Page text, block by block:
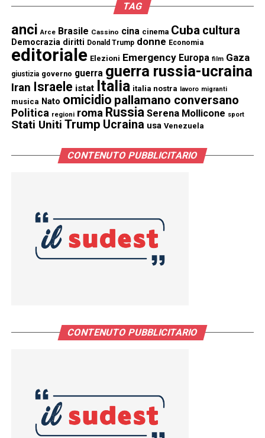
TAG
anci Arce Brasile Cassino cina cinema Cuba cultura
Democrazia diritti Donald Trump donne Economia
editoriale Elezioni Emergency Europa film Gaza
giustizia governo guerra guerra russia-ucraina
Iran Israele istat Italia italia nostra lavoro migranti
musica Nato omicidio pallamano conversano
Politica regioni roma Russia Serena Mollicone sport
Stati Uniti Trump Ucraina usa Venezuela
CONTENUTO PUBBLICITARIO
CONTENUTO PUBBLICITARIO